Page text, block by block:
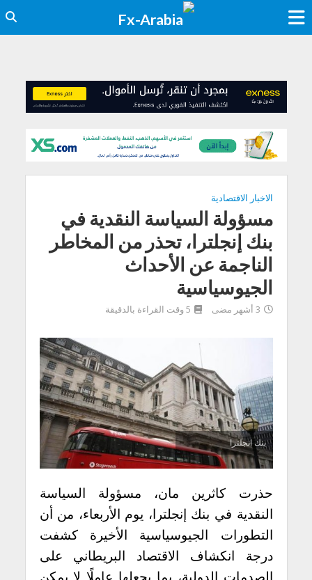
الاخبار الاقتصادية
مسؤولة السياسة النقدية في
بنك إنجلترا، تحذر من المخاطر
الناجمة عن الأحداث
الجيوسياسية
3 أشهر مضى 5 وقت القراءة بالدقيقة
بنك انجلترا
حذرت كاثرين مان، مسؤولة السياسة
النقدية في بنك إنجلترا، يوم الأربعاء، من أن
التطورات الجيوسياسية الأخيرة كشفت
درجة انكشاف الاقتصاد البريطاني على
الصدمات الدولية، بما يجعلها عاملًا لا يمكن